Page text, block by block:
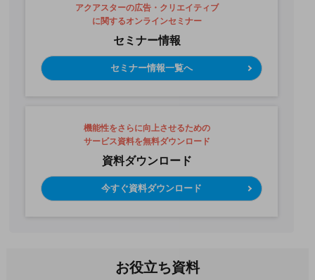
アクアスターの広告・クリエイティブ
に関するオンラインセミナー
セミナー情報
セミナー情報一覧へ
機能性をさらに向上させるための
サービス資料を無料ダウンロード
資料ダウンロード
今すぐ資料ダウンロード
お役立ち資料